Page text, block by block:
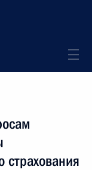
страхования